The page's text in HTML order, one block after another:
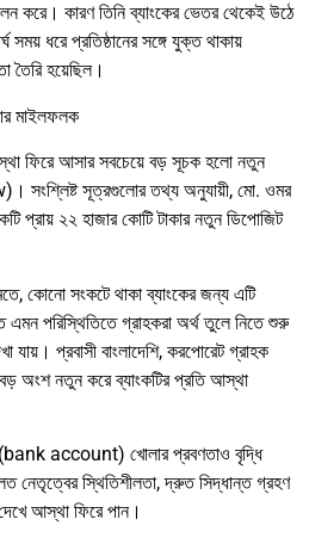
করে। কারণ তিনি ব্যাংকের ভেতর থেকেই উঠে
সময় ধরে প্রতিষ্ঠানের সঙ্গে যুক্ত থাকায়
তৈরি হয়েছিল।
মাইলফলক
ফিরে আসার সবচেয়ে বড় সূচক হলো নতুন
সংশ্লিষ্ট সূত্রগুলোর তথ্য অনুযায়ী, মো. ওমর
প্রায় ২২ হাজার কোটি টাকার নতুন ডিপোজিট
কোনো সংকটে থাকা ব্যাংকের জন্য এটি
পরিস্থিতিতে গ্রাহকরা অর্থ তুলে নিতে শুরু
যায়। প্রবাসী বাংলাদেশি, করপোরেট গ্রাহক
অংশ নতুন করে ব্যাংকটির প্রতি আস্থা
(bank account) খোলার প্রবণতাও বৃদ্ধি
নেতৃত্বের স্থিতিশীলতা, দ্রুত সিদ্ধান্ত গ্রহণ
আস্থা ফিরে পান।